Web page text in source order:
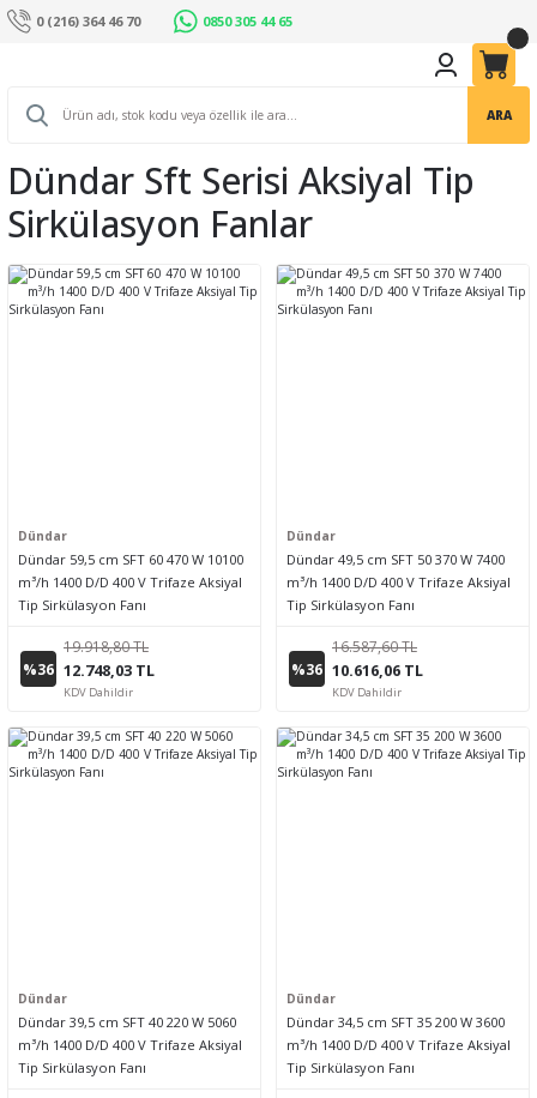
0 (216) 364 46 70 0850 305 44 65
ARA
Dündar Sft Serisi Aksiyal Tip
Sirkülasyon Fanlar
Dündar
Dündar 59,5 cm SFT 60 470 W 10100
m³/h 1400 D/D 400 V Trifaze Aksiyal
Tip Sirkülasyon Fanı
%36
19.918,80 TL
12.748,03 TL
KDV Dahildir
Dündar
Dündar 49,5 cm SFT 50 370 W 7400
m³/h 1400 D/D 400 V Trifaze Aksiyal
Tip Sirkülasyon Fanı
%36
16.587,60 TL
10.616,06 TL
KDV Dahildir
Dündar
Dündar 39,5 cm SFT 40 220 W 5060
m³/h 1400 D/D 400 V Trifaze Aksiyal
Tip Sirkülasyon Fanı
Dündar
Dündar 34,5 cm SFT 35 200 W 3600
m³/h 1400 D/D 400 V Trifaze Aksiyal
Tip Sirkülasyon Fanı